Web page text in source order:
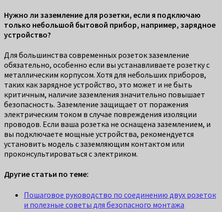
Нужно ли заземление для розетки, если я подключаю
только небольшой бытовой прибор, например, зарядное
устройство?
Для большинства современных розеток заземление
обязательно, особенно если вы устанавливаете розетку с
металлическим корпусом. Хотя для небольших приборов,
таких как зарядное устройство, это может и не быть
критичным, наличие заземления значительно повышает
безопасность. Заземление защищает от поражения
электрическим током в случае повреждения изоляции
проводов. Если ваша розетка не оснащена заземлением, и
вы подключаете мощные устройства, рекомендуется
установить модель с заземляющим контактом или
проконсультироваться с электриком.
Другие статьи по теме:
Пошаговое руководство по соединению двух розеток
и полезные советы для безопасного монтажа